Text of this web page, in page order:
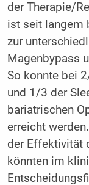
der Therapie/
ist seit langem
zur
Magenbypass
So konnte bei
und 1/3 der
bariatrischen
erreicht
der Effektivität
könnten im